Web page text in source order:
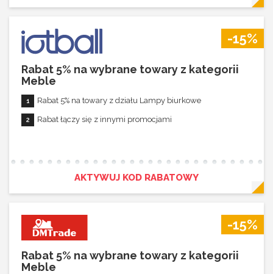
-15%
Rabat 5% na wybrane towary z kategorii
Meble
Rabat 5% na towary z działu Lampy biurkowe
Rabat łączy się z innymi promocjami
AKTYWUJ KOD RABATOWY
-15%
Rabat 5% na wybrane towary z kategorii
Meble